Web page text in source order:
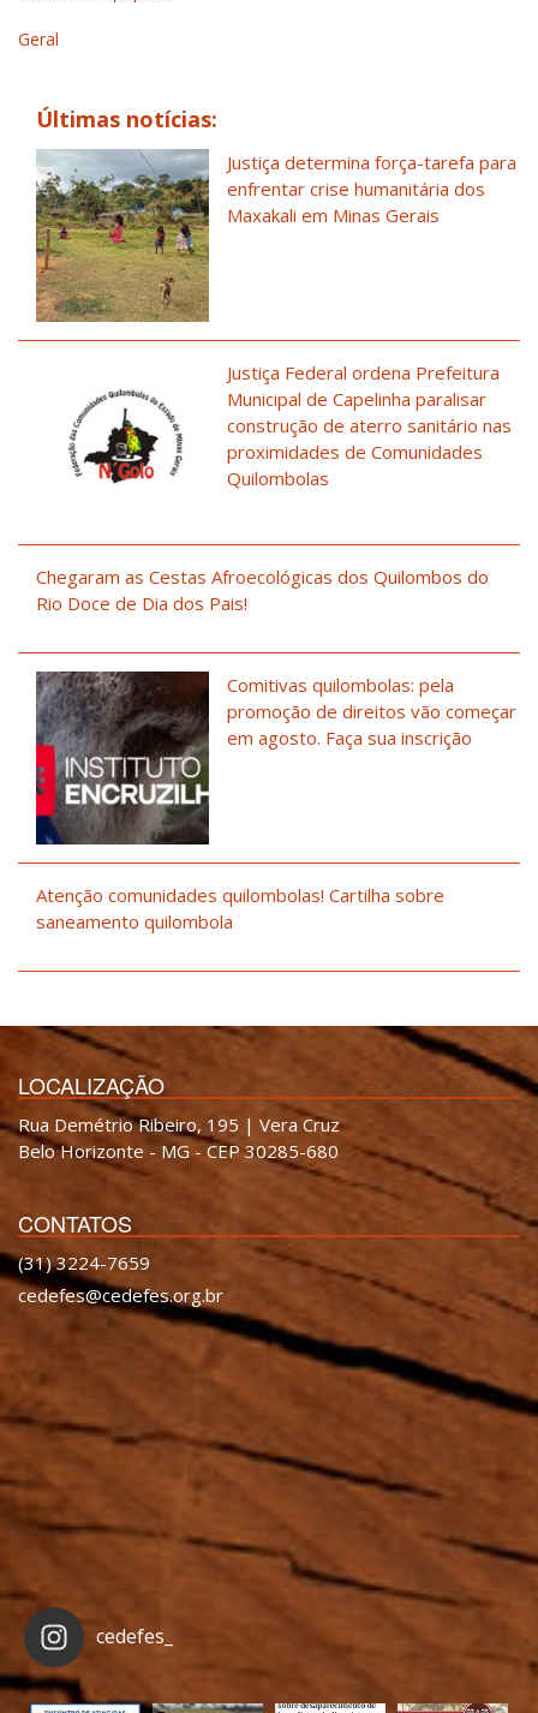
Geral
Últimas notícias:
Justiça determina força-tarefa para
enfrentar crise humanitária dos
Maxakali em Minas Gerais
Justiça Federal ordena Prefeitura
Municipal de Capelinha paralisar
construção de aterro sanitário nas
proximidades de Comunidades
Quilombolas
Chegaram as Cestas Afroecológicas dos Quilombos do
Rio Doce de Dia dos Pais!
Comitivas quilombolas: pela
promoção de direitos vão começar
em agosto. Faça sua inscrição
Atenção comunidades quilombolas! Cartilha sobre
saneamento quilombola
LOCALIZAÇÃO
Rua Demétrio Ribeiro, 195 | Vera Cruz
Belo Horizonte - MG - CEP 30285-680
CONTATOS
(31) 3224-7659
cedefes@cedefes.org.br
cedefes_